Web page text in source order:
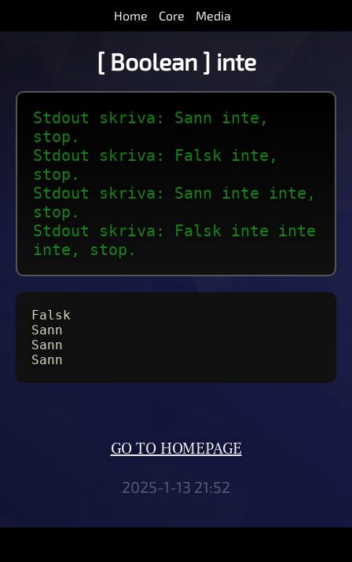
Home Core Media
[ Boolean ] inte
Stdout skriva: Sann inte,
stop.
Stdout skriva: Falsk inte,
stop.
Stdout skriva: Sann inte inte,
stop.
Stdout skriva: Falsk inte inte
inte, stop.
Falsk
Sann
Sann
Sann
GO TO HOMEPAGE
2025-1-13 21:52